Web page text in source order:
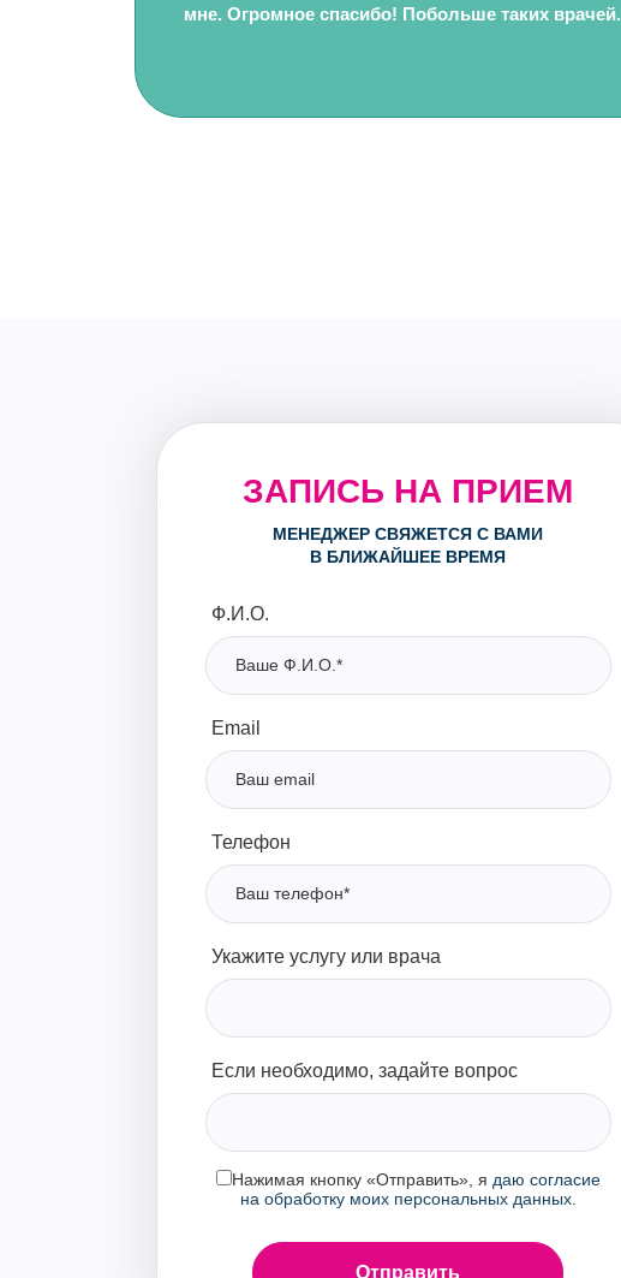
мне. Огромное спасибо! Побольше таких врачей.
ЗАПИСЬ НА ПРИЕМ
МЕНЕДЖЕР СВЯЖЕТСЯ С ВАМИ
В БЛИЖАЙШЕЕ ВРЕМЯ
Ф.И.О.
Email
Телефон
Укажите услугу или врача
Если необходимо, задайте вопрос
Нажимая кнопку «Отправить», я даю согласие
на обработку моих персональных данных.